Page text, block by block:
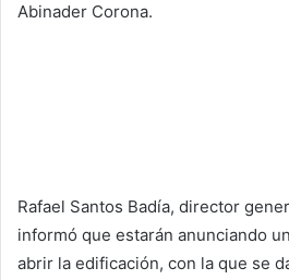
Abinader Corona.
Rafael Santos Badía, director
informó que estarán anunciando
abrir la edificación, con la que se